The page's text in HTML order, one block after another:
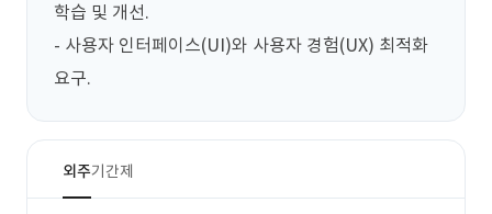
학습 및 개선.
- 사용자 인터페이스(UI)와 사용자 경험(UX) 최적화
요구.
외주기간제